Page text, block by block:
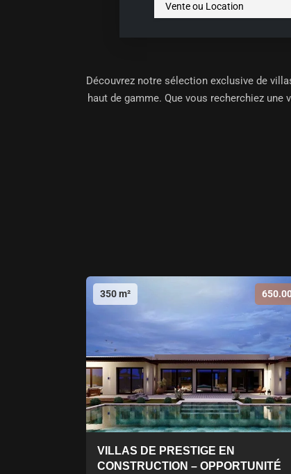
Découvrez notre sélection exclusive de
haut de gamme. Que vous recherchiez
350 m²
VILLAS DE PRESTIGE EN
CONSTRUCTION – OPPORTUNITÉ